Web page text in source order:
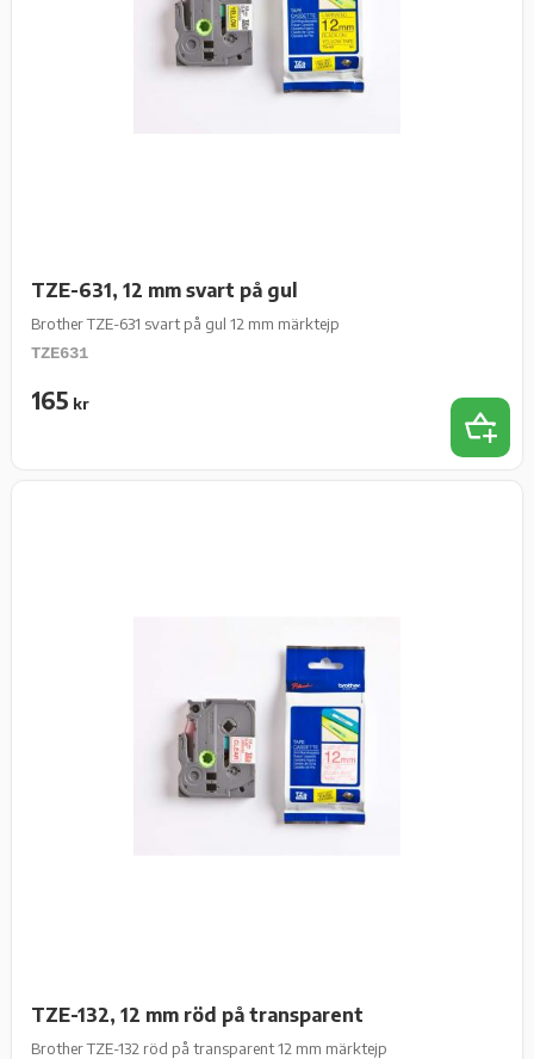
TZE-631, 12 mm svart på gul
Brother TZE-631 svart på gul 12 mm märktejp
TZE631
165 kr
TZE-132, 12 mm röd på transparent
Brother TZE-132 röd på transparent 12 mm märktejp